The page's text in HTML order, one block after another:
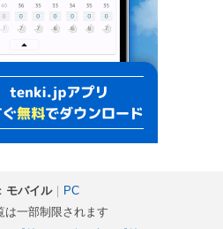
モバイル｜
PC
一部制限されます